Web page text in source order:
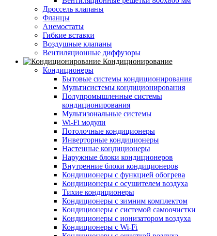
Дроссель клапаны
Фланцы
Анемостаты
Гибкие вставки
Воздушные клапаны
Вентиляционные диффузоры
Кондиционирование
Кондиционеры
Бытовые системы кондиционирования
Мультисистемы кондиционирования
Полупромышленные системы
кондиционирования
Мультизональные системы
Wi-Fi модули
Потолочные кондиционеры
Инверторные кондиционеры
Настенные кондиционеры
Наружные блоки кондиционеров
Внутренние блоки кондиционеров
Кондиционеры с функцией обогрева
Кондиционеры с осушителем воздуха
Тихие кондиционеры
Кондиционеры с зимним комплектом
Кондиционеры с системой самоочистки
Кондиционеры с ионизатором воздуха
Кондиционеры с Wi-Fi